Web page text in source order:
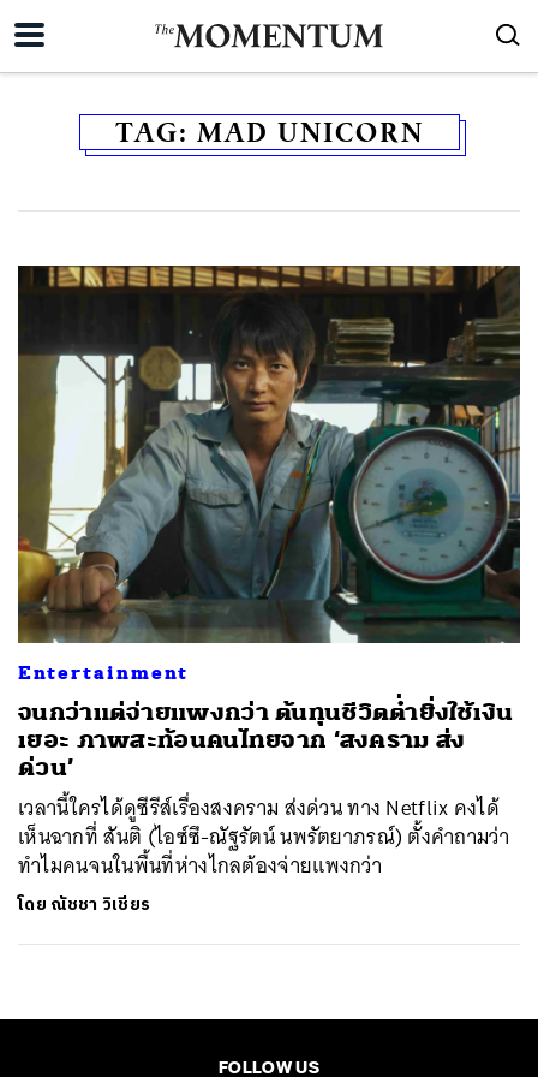
TAG: MAD UNICORN
Entertainment
จนกว่าแต่จ่ายแพงกว่า ต้นทุนชีวิตต่ำยิ่งใช้เงิน
เยอะ ภาพสะท้อนคนไทยจาก ‘สงคราม ส่ง
ด่วน’
เวลานี้ใครได้ดูซีรีส์เรื่องสงคราม ส่งด่วน ทาง Netflix คงได้
เห็นฉากที่ สันติ (ไอซ์ซึ-ณัฐรัตน์ นพรัตยาภรณ์) ตั้งคำถามว่า
ทำไมคนจนในพื้นที่ห่างไกลต้องจ่ายแพงกว่า
โดย ณัชชา วิเชียร
FOLLOW US
SHARE TWEET LINE EMAIL